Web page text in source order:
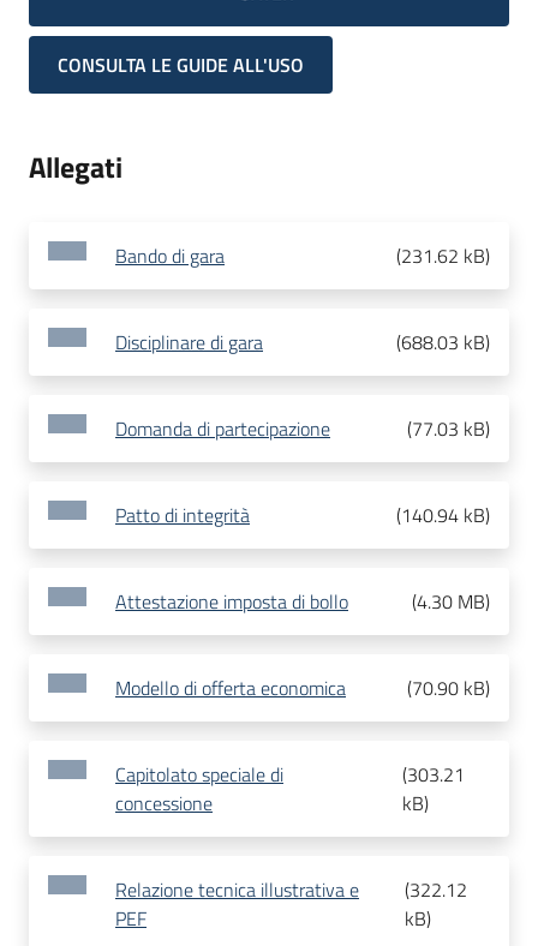
CONSULTA LE GUIDE ALL'USO
Allegati
Bando di gara (231.62 kB)
Disciplinare di gara (688.03 kB)
Domanda di partecipazione (77.03 kB)
Patto di integrità (140.94 kB)
Attestazione imposta di bollo (4.30 MB)
Modello di offerta economica (70.90 kB)
Capitolato speciale di
concessione
(303.21
kB)
Relazione tecnica illustrativa e
PEF
(322.12
kB)